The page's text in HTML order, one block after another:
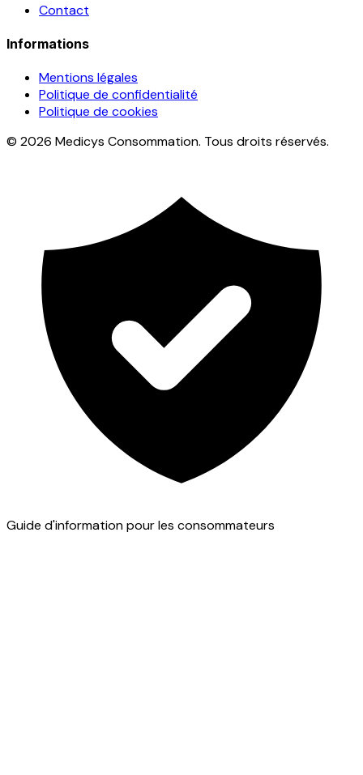
Contact
Informations
Mentions légales
Politique de confidentialité
Politique de cookies
© 2026 Medicys Consommation. Tous droits réservés.
Guide d'information pour les consommateurs